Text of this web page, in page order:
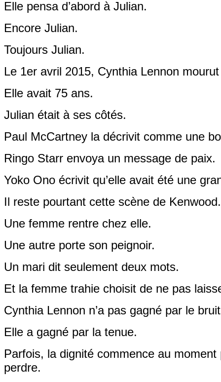
Elle pensa d’abord à Julian.
Encore Julian.
Toujours Julian.
Le 1er avril 2015, Cynthia Lennon
Elle avait 75 ans.
Julian était à ses côtés.
Paul McCartney la décrivit comme une
Ringo Starr envoya un message de paix.
Yoko Ono écrivit qu’elle avait été une
Il reste pourtant cette scène de Kenwood.
Une femme rentre chez elle.
Une autre porte son peignoir.
Un mari dit seulement deux mots.
Et la femme trahie choisit de ne pas
Cynthia Lennon n’a pas gagné par le
Elle a gagné par la tenue.
Parfois, la dignité commence au
perdre.